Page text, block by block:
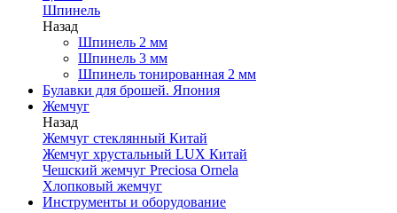
Шпинель
Назад
Шпинель 2 мм
Шпинель 3 мм
Шпинель тонированная 2 мм
Булавки для брошей. Япония
Жемчуг
Назад
Жемчуг стеклянный Китай
Жемчуг хрустальный LUX Китай
Чешский жемчуг Preciosa Ornela
Хлопковый жемчуг
Инструменты и оборудование